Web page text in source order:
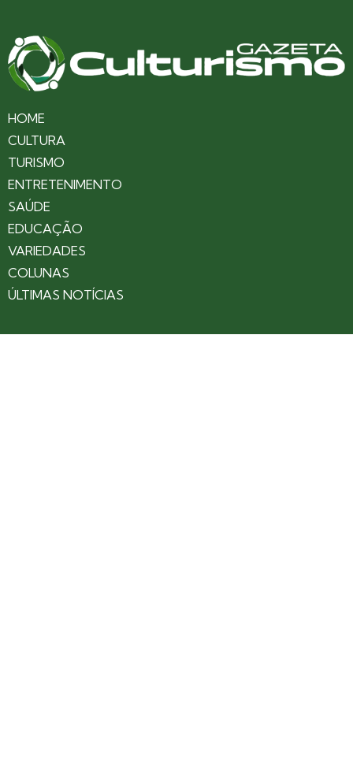
HOME
CULTURA
TURISMO
ENTRETENIMENTO
SAÚDE
EDUCAÇÃO
VARIEDADES
COLUNAS
ÚLTIMAS NOTÍCIAS